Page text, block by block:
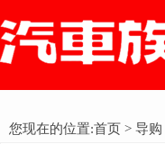
您现在的位置:首页 > 导购